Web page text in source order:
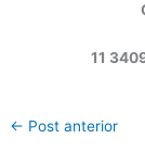
11
← Post anterior